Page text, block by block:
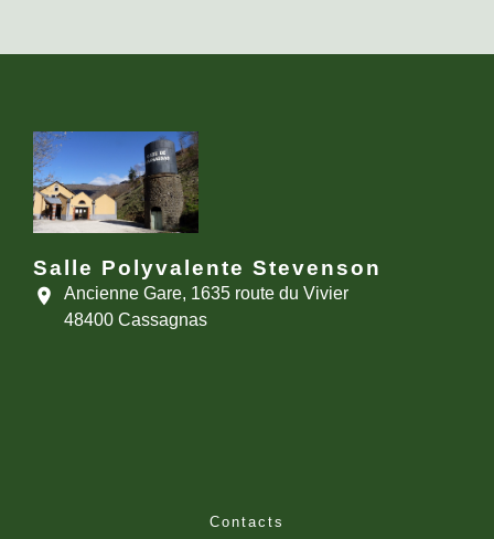
Salle Polyvalente Stevenson
location_on
Ancienne Gare, 1635 route du Vivier
48400 Cassagnas
Contacts